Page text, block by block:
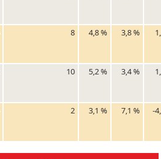
8 4,8 % 3,8 %
10 5,2 % 3,4 %
2 3,1 % 7,1 % -